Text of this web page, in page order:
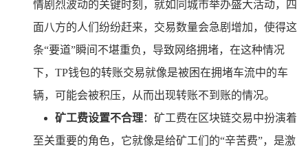
情剧烈波动的关键时刻，就如同城市举办盛大活动，四
面八方的人们纷纷赶来，交易数量会急剧增加，使得这
条“要道”瞬间不堪重负，导致网络拥堵，在这种情况
下，TP钱包的转账交易就像是被困在拥堵车流中的车
辆，可能会被积压，从而出现转账不到账的情况。
矿工费设置不合理：矿工费在区块链交易中扮演着
至关重要的角色，它就像是给矿工们的“辛苦费”，是激